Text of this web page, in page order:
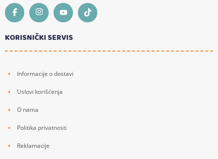
KORISNIČKI SERVIS
Informacije o dostavi
Uslovi korišćenja
O nama
Politika privatnosti
Reklamacije